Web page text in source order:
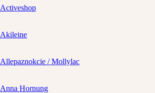
Activeshop
Akileine
Allepaznokcie / Mollylac
Anna Hornung